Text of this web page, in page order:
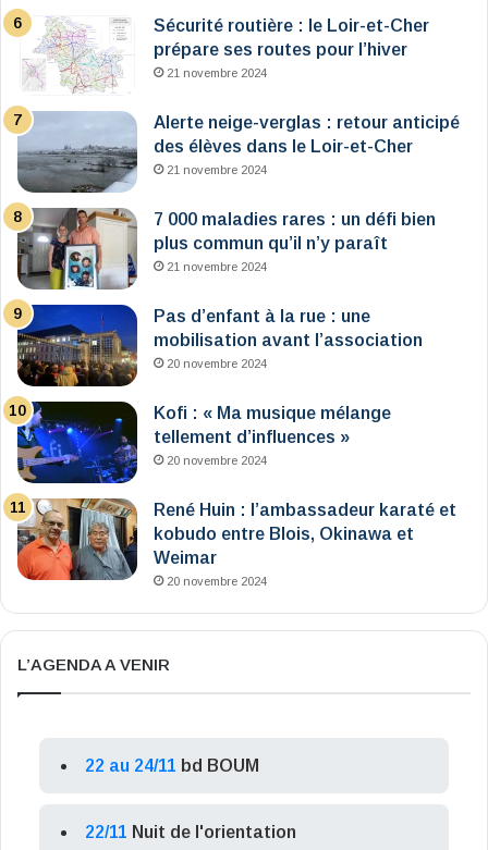
Sécurité routière : le Loir-et-Cher
prépare ses routes pour l’hiver
21 novembre 2024
Alerte neige-verglas : retour anticipé
des élèves dans le Loir-et-Cher
21 novembre 2024
7 000 maladies rares : un défi bien
plus commun qu’il n’y paraît
21 novembre 2024
Pas d’enfant à la rue : une
mobilisation avant l’association
20 novembre 2024
Kofi : « Ma musique mélange
tellement d’influences »
20 novembre 2024
René Huin : l’ambassadeur karaté et
kobudo entre Blois, Okinawa et
Weimar
20 novembre 2024
L’AGENDA A VENIR
22 au 24/11 bd BOUM
22/11 Nuit de l'orientation